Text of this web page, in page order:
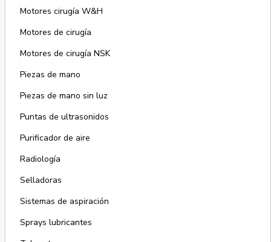
Motores cirugía W&H
Motores de cirugía
Motores de cirugía NSK
Piezas de mano
Piezas de mano sin luz
Puntas de ultrasonidos
Purificador de aire
Radiología
Selladoras
Sistemas de aspiración
Sprays lubricantes